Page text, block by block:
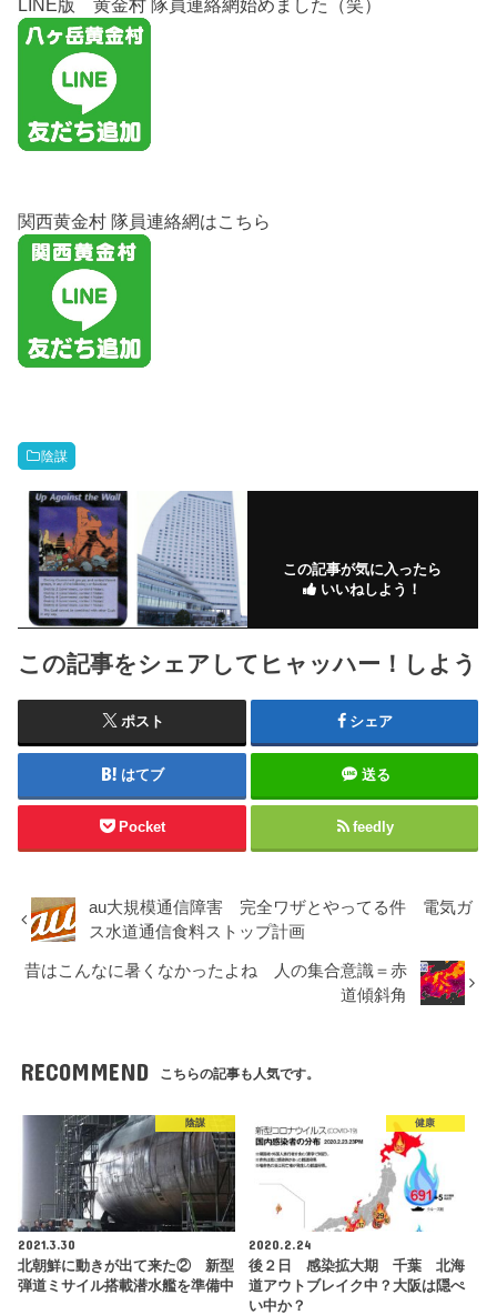
LINE版 黄金村 隊員連絡網始めました（笑）
関西黄金村 隊員連絡網はこちら
陰謀
この記事が気に入ったら
いいねしよう！
この記事をシェアしてヒャッハー！しよう
ポスト シェア
はてブ 送る
Pocket feedly
au大規模通信障害 完全ワザとやってる件 電気ガ
ス水道通信食料ストップ計画
昔はこんなに暑くなかったよね 人の集合意識＝赤
道傾斜角
RECOMMEND こちらの記事も人気です。
陰謀
2021.3.30
北朝鮮に動きが出て来た② 新型
弾道ミサイル搭載潜水艦を準備中
健康
2020.2.24
後２日 感染拡大期 千葉 北海
道アウトブレイク中？大阪は隠ぺ
い中か？